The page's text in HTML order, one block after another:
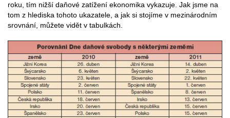
roku, tím nižší daňové zatížení ekonomika vykazuje. Jak jsme na
tom z hlediska tohoto ukazatele, a jak si stojíme v mezinárodním
srovnání, můžete vidět v tabulkách.